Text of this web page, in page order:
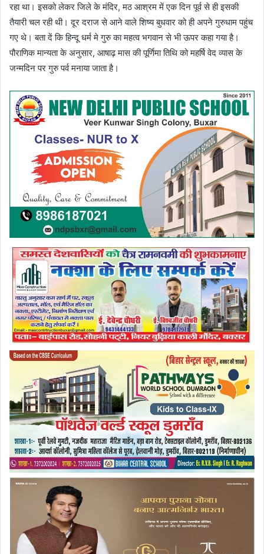
रहा था। इसको लेकर जिले के मंदिर, मठ आश्रम में एक दिन पूर्व से ही इसकी
तैयारी चल रही थी। दूर दराज से आने वाले शिष्य बुधवार को ही अपने गुरुधाम पहुंच
गए थे। बता दें कि हिन्दू धर्म मे गुरु का महत्व भगवान से भी ऊपर कहा गया है।
पौराणिक मान्यता के अनुसार, आषाढ़ मास की पूर्णिमा तिथि को महर्षि वेद व्यास के
जन्मदिन पर गुरु पर्व मनाया जाता है।